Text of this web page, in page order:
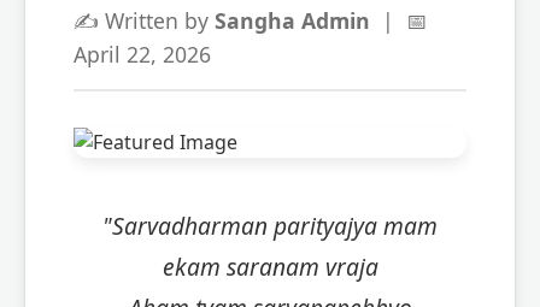
✍️ Written by Sangha Admin | 📅
April 22, 2026
"Sarvadharman parityajya mam
ekam saranam vraja